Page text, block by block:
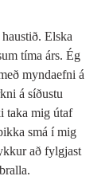
Elska
tíma árs. Ég
myndaefni á
á síðustu
taka mig útaf
smá í mig
að fylgjast